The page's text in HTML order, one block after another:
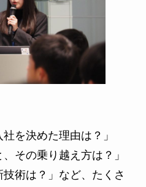
を決めた理由は？」
その乗り越え方は？」
技術は？」など、たくさ